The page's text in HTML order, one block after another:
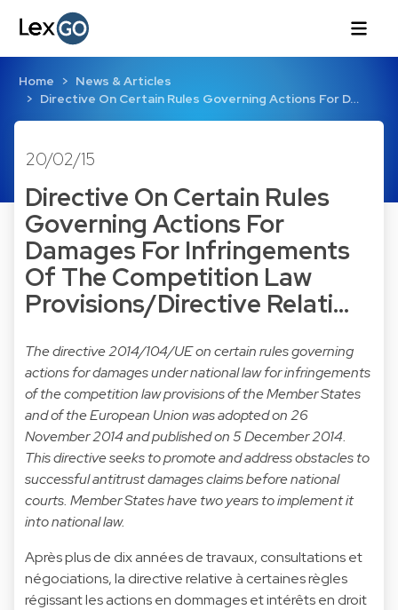
Home
News & Articles
Directive On Certain Rules Governing Actions For D…
20/02/15
Directive On Certain Rules
Governing Actions For
Damages For Infringements
Of The Competition Law
Provisions/Directive Relati…
Thedirective 2014/104/UE on certain rules governing
actions for damages under national law for infringements
of the competition law provisions of the Member States
and of the European Union was adopted on 26
November 2014 and published on 5 December 2014.
This directive seeks to promote and address obstacles to
successful antitrust damages claims before national
courts. Member States have two years to implement it
into national law.
Après plus de dix années de travaux, consultations et
négociations, la directive relative à certaines règles
régissant les actions en dommages et intérêts en droit